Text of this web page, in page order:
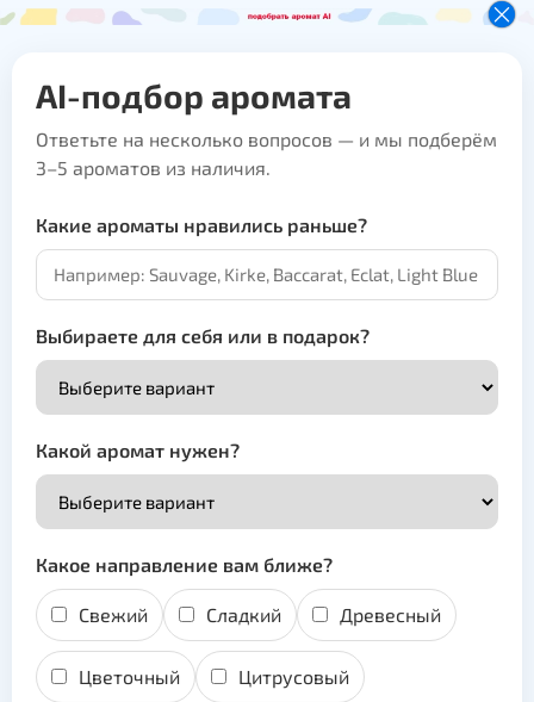
AI-подбор аромата
Ответьте на несколько вопросов — и мы подберём
3–5 ароматов из наличия.
Какие ароматы нравились раньше?
Выбираете для себя или в подарок?
Какой аромат нужен?
Какое направление вам ближе?
Свежий Сладкий Древесный
Цветочный Цитрусовый